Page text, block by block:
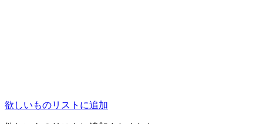
欲しいものリストに追加